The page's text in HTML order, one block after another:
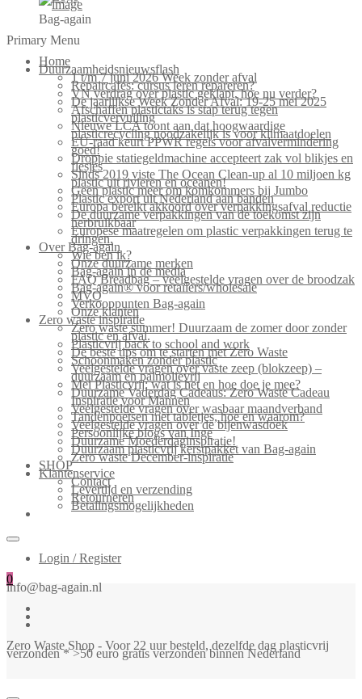
Bag-again
Primary Menu
Home
Duurzaamheidsnieuwsflash
1 t/m 7 juni 2026 Week zonder afval
Repaircafés: cursus leren repareren?
VN verdrag over plastic geklapt, hoe nu verder?
De jaarlijkse Week Zonder Afval: 19-25 mei 2025
Afschaffen plastictaks is stap terug tegen
plasticvervuiling
Nieuwe LCA toont aan dat hoogwaardige
plasticrecycling noodzakelijk is voor klimaatdoelen
EU-raad keurt PPWR regels voor afvalvermindering
goed!
Droppie statiegeldmachine accepteert zak vol blikjes en
flesjes
Sinds 2019 viste The Ocean Clean-up al 10 miljoen kg
plastic uit rivieren en oceanen!
Geen plastic meer om komkommers bij Jumbo
Plastic export uit Nederland aan banden
Europa bereikt akkoord over verpakkingsafval reductie
De duurzame verpakkingen van de toekomst zijn
herbruikbaar
Europese maatregelen om plastic verpakkingen terug te
dringen.
Over Bag-again
Wie ben ik?
Onze duurzame merken
Bag-again in de media
FAQ Breadbag – veelgestelde vragen over de broodzak
Bag-again® voor retailers/wholesale
MVO
Verkooppunten Bag-again
Onze klanten
Zero waste inspiratie
Zero waste summer! Duurzaam de zomer door zonder
plastic en afval.
Plasticvrij back to school and work
De beste tips om te starten met Zero Waste
Schoonmaken zonder plastic
Veelgestelde vragen over vaste zeep (blokzeep) –
duurzaam en palmolievrij
Mei Plasticvrij: wat is het en hoe doe je mee?
Duurzame Vaderdag Cadeaus: Zero Waste Cadeau
Inspiratie voor Mannen
Veelgestelde vragen over wasbaar maandverband
Tandenpoetsen met tabletjes, hoe en waarom?
Veelgestelde vragen over de bijenwasdoek
Persoonlijke blogs van Inge
Duurzame Moederdaginspiratie!
Duurzaam plasticvrij kerstpakket van Bag-again
Zero waste December-inspiratie
SHOP
Klantenservice
Contact
Levertijd en verzending
Retourneren
Betalingsmogelijkheden
Login / Register
0
info@bag-again.nl
Zero Waste Shop - Voor 22 uur besteld, dezelfde dag plasticvrij
verzonden * >50 euro gratis verzonden binnen Nederland